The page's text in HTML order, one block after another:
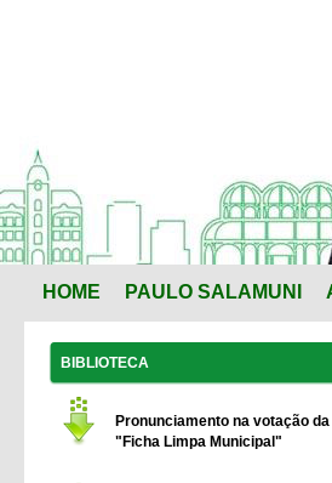
HOME PAULO SALAMUNI
BIBLIOTECA
Pronunciamento na votação da
"Ficha Limpa Municipal"